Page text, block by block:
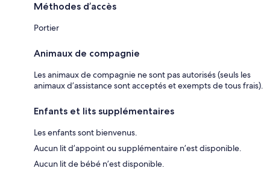
Méthodes d’accès
Portier
Animaux de compagnie
Les animaux de compagnie ne sont pas autorisés (seuls les
animaux d’assistance sont acceptés et exempts de tous frais).
Enfants et lits supplémentaires
Les enfants sont bienvenus.
Aucun lit d’appoint ou supplémentaire n’est disponible.
Aucun lit de bébé n’est disponible.